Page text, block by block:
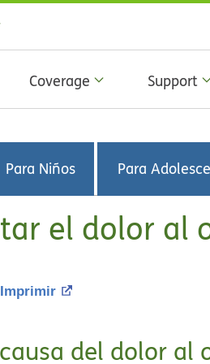
Coverage Support
Para Niños Para
el dolor al
Imprimir
del dolor al